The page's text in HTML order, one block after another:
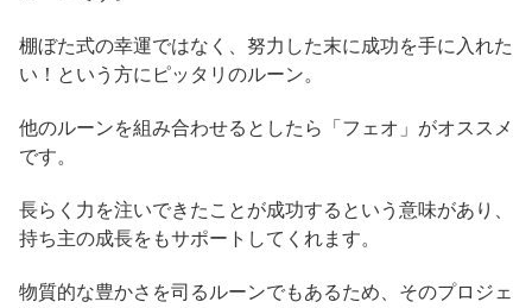
棚ぼた式の幸運ではなく、努力した末に成功を手に入れた
い！という方にピッタリのルーン。
他のルーンを組み合わせるとしたら「フェオ」がオススメ
です。
長らく力を注いできたことが成功するという意味があり、
持ち主の成長をもサポートしてくれます。
物質的な豊かさを司るルーンでもあるため、そのプロジェ